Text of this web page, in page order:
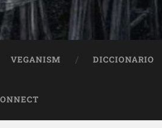
VEGANISM DICCIONARIO